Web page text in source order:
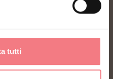
tutti
BELLUNESI